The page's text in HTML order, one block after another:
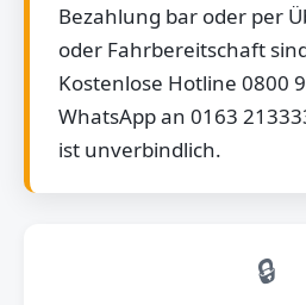
Bezahlung bar oder per
oder Fahrbereitschaft
Kostenlose Hotline 0800
WhatsApp an 0163
ist unverbindlich.
🔒